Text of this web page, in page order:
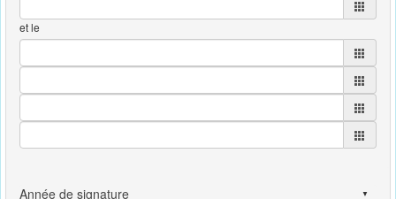
et le